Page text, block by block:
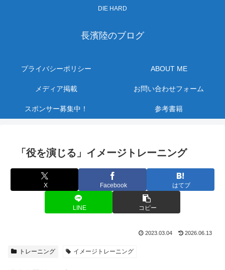
DIE HARD
長濱陸のブログ
プライバシーポリシー ABOUT ME
メディア掲載 お問い合わせフォーム
スポンサー募集中！ 参考書籍
「役を演じる」イメージトレーニング
X Facebook はてブ
LINE コピー
2023.03.04 2026.06.13
トレーニング イメージトレーニング